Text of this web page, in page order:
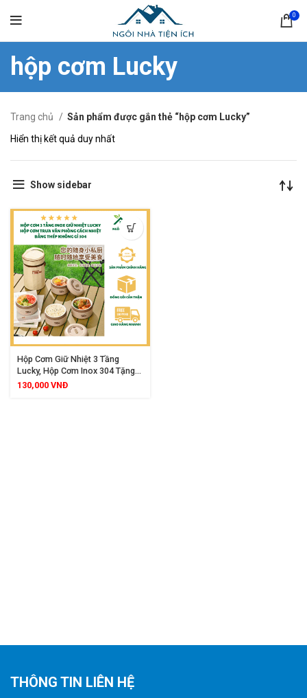
0
hộp cơm Lucky
Trang chủ
Sản phẩm được gắn thẻ “hộp cơm Lucky”
Hiển thị kết quả duy nhất
Show sidebar
Hộp Cơm Giữ Nhiệt 3 Tầng
Lucky, Hộp Cơm Inox 304 Tặng
Kèm Túi Và Thìa Đũa
130,000 VNĐ
THÔNG TIN LIÊN HỆ